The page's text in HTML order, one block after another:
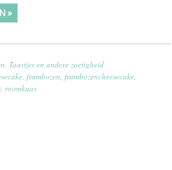
»
Taartjes en andere zoetigheid
frambozen frambozencheesecake
roomkaas